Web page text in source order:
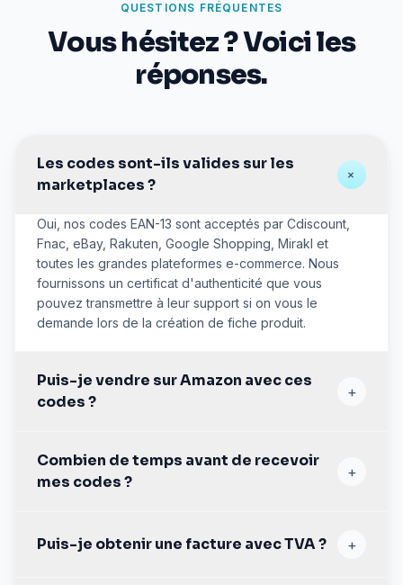
QUESTIONS FRÉQUENTES
Vous hésitez ? Voici les
réponses.
Les codes sont-ils valides sur les
marketplaces ?
+
Oui, nos codes EAN-13 sont acceptés par Cdiscount,
Fnac, eBay, Rakuten, Google Shopping, Mirakl et
toutes les grandes plateformes e-commerce. Nous
fournissons un certificat d'authenticité que vous
pouvez transmettre à leur support si on vous le
demande lors de la création de fiche produit.
Puis-je vendre sur Amazon avec ces
codes ?
+
plateformes : eBay, Etsy, Shopify, Cdiscount, Fnac,
Rakuten, WooCommerce, etc. Amazon est un cas
votre nom auprès d'un organisme officiel, ce qui n'est
Combien de temps avant de recevoir
mes codes ?
+
paiement. Si vous n'avez rien reçu après 15 minutes,
Puis-je obtenir une facture avec TVA ? +